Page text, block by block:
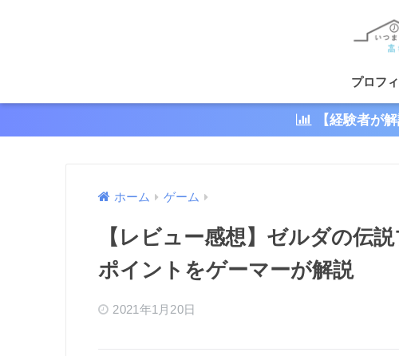
プロフ
【経験者が
ホーム ゲーム
【レビュー感想】ゼルダの伝
ポイントをゲーマーが解説
2021年1月20日